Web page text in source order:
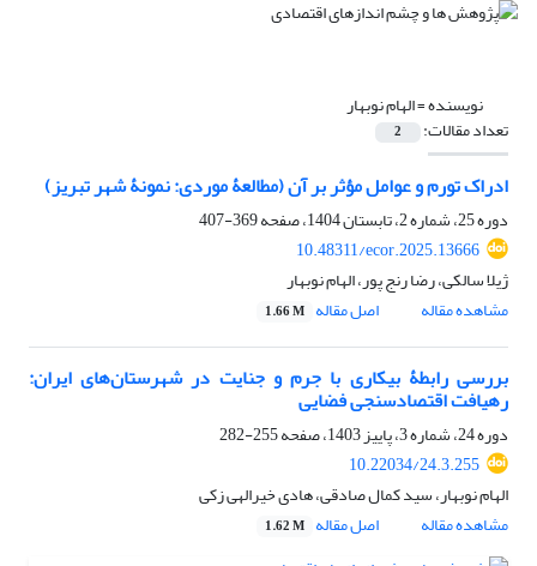
نویسنده =الهام نوبهار
تعداد مقالات: 2
ادراک تورم و عوامل مؤثر بر آن (مطالعۀ موردی: نمونۀ شهر تبریز)
دوره 25، شماره 2، تابستان 1404، صفحه
369-407
10.48311/ecor.2025.13666
ژیلا سالکی، رضا رنج پور، الهام نوبهار
مشاهده مقاله
اصل مقاله 1.66 M
بررسی رابطۀ بیکاری با جرم و جنایت در شهرستان‌های ایران:
رهیافت اقتصادسنجی فضایی
دوره 24، شماره 3، پاییز 1403، صفحه
255-282
10.22034/24.3.255
الهام نوبهار، سید کمال صادقی، هادی خیرالهی زکی
مشاهده مقاله
اصل مقاله 1.62 M